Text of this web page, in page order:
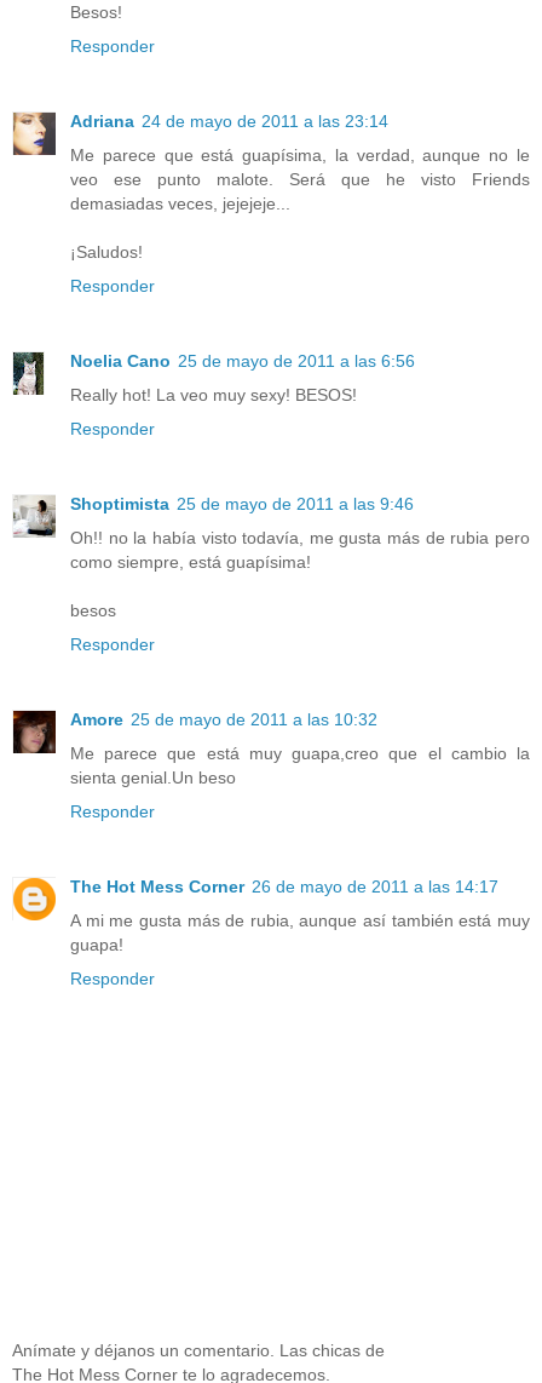
Besos!
Responder
Adriana 24 de mayo de 2011 a las 23:14
Me parece que está guapísima, la verdad, aunque no le
veo ese punto malote. Será que he visto Friends
demasiadas veces, jejejeje...
¡Saludos!
Responder
Noelia Cano 25 de mayo de 2011 a las 6:56
Really hot! La veo muy sexy! BESOS!
Responder
Shoptimista 25 de mayo de 2011 a las 9:46
Oh!! no la había visto todavía, me gusta más de rubia pero
como siempre, está guapísima!
besos
Responder
Amore 25 de mayo de 2011 a las 10:32
Me parece que está muy guapa,creo que el cambio la
sienta genial.Un beso
Responder
The Hot Mess Corner 26 de mayo de 2011 a las 14:17
A mi me gusta más de rubia, aunque así también está muy
guapa!
Responder
Anímate y déjanos un comentario. Las chicas de
The Hot Mess Corner te lo agradecemos.